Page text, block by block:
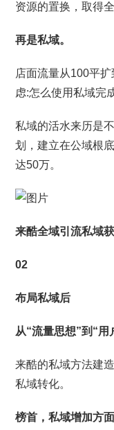
资源的置换，取得
再是私域。
店面流量从100平
虑:怎么使用私域完
私域的活水来历是
划，建立在公域根
达50万。
来酷全域引流私域
02
布局私域后
从“流量思想”到“用
来酷的私域方法建
私域转化。
榜首，私域增加方